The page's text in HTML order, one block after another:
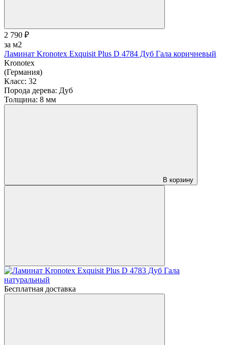
2 790 ₽
за м2
Ламинат Kronotex Exquisit Plus D 4784 Дуб Гала коричневый
Kronotex
(Германия)
Класс: 32
Порода дерева: Дуб
Толщина: 8 мм
В корзину
Бесплатная доставка